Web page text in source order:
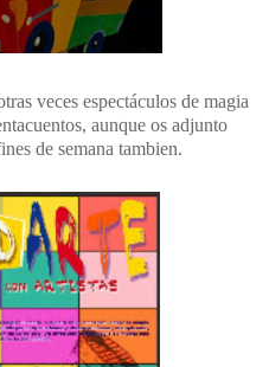
veces espectáculos de magia
aunque os adjunto
de semana tambien.